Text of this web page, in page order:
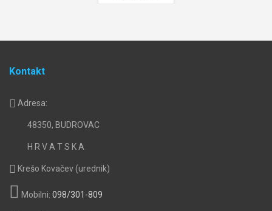
Kontakt
Adresa:
48350, BUDROVAC
H R V A T S K A
Krešo Kovačev (urednik)
Mobilni: 098/301-809